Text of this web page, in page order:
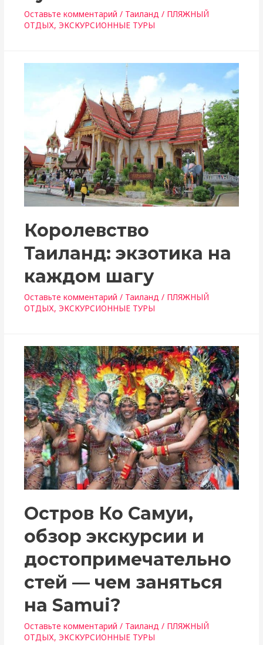
Оставьте комментарий / Таиланд / ПЛЯЖНЫЙ
ОТДЫХ,ЭКСКУРСИОННЫЕ ТУРЫ
Королевство
Таиланд: экзотика на
каждом шагу
Оставьте комментарий / Таиланд / ПЛЯЖНЫЙ
ОТДЫХ,ЭКСКУРСИОННЫЕ ТУРЫ
Остров Ко Самуи,
обзор экскурсии и
достопримечательно
стей — чем заняться
на Samui?
Оставьте комментарий / Таиланд / ПЛЯЖНЫЙ
ОТДЫХ,ЭКСКУРСИОННЫЕ ТУРЫ